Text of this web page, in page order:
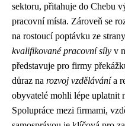
sektoru, přitahuje do Chebu
pracovní místa. Zároveň se
na rostoucí poptávku ze
kvalifikované pracovní síly v
představuje pro firmy
důraz na rozvoj vzdělávánía
obyvatelé mohli lépe uplatnit
Spolupráce mezi firmami,